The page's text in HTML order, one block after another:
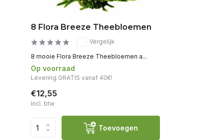
8 Flora Breeze Theebloemen
Vergelijk
8 mooie Flora Breeze Theebloemen a...
Op voorraad
Levering GRATIS vanaf 40€!
€12,55
Incl. btw
Toevoegen